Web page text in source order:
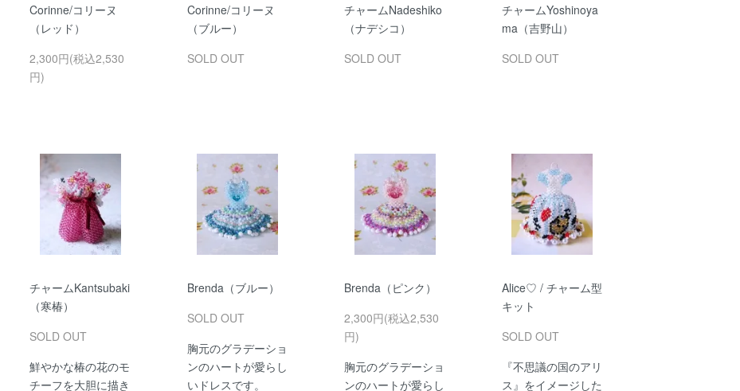
Corinne/コリーヌ
（レッド）
2,300円(税込2,530
円)
Corinne/コリーヌ
（ブルー）
SOLD OUT
チャームNadeshiko
（ナデシコ）
SOLD OUT
チャームYoshinoya
ma（吉野山）
SOLD OUT
チャームKantsubaki
（寒椿）
SOLD OUT
鮮やかな椿の花のモ
チーフを大胆に描き
Brenda（ブルー）
SOLD OUT
胸元のグラデーショ
ンのハートが愛らし
いドレスです。
Brenda（ピンク）
2,300円(税込2,530
円)
胸元のグラデーショ
ンのハートが愛らし
Alice♡ / チャーム型
キット
SOLD OUT
『不思議の国のアリ
ス』をイメージした